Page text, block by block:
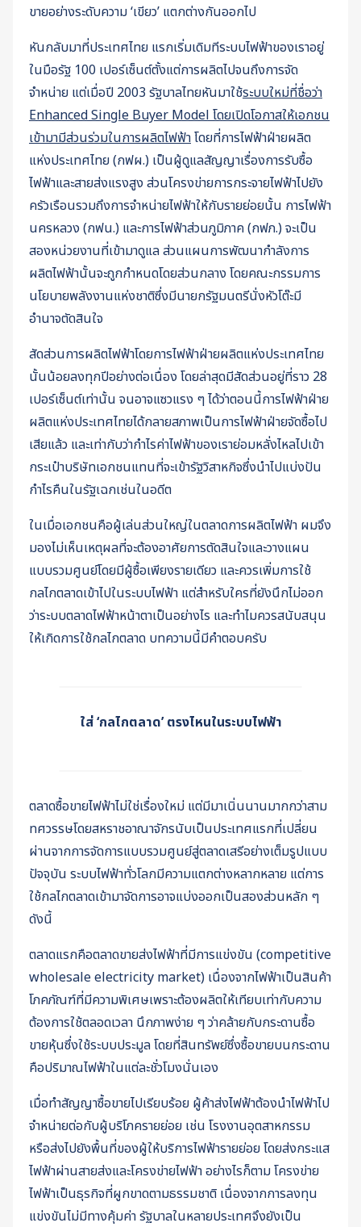
ขายอย่างระดับความ ‘เขียว’ แตกต่างกันออกไป
หันกลับมาที่ประเทศไทย แรกเริ่มเดิมทีระบบไฟฟ้าของเราอยู่
ในมือรัฐ 100 เปอร์เซ็นต์ตั้งแต่การผลิตไปจนถึงการจัด
จำหน่าย แต่เมื่อปี 2003 รัฐบาลไทยหันมาใช้ระบบใหม่ที่ชื่อว่า
Enhanced Single Buyer Model โดยเปิดโอกาสให้เอกชน
เข้ามามีส่วนร่วมในการผลิตไฟฟ้าโดยที่การไฟฟ้าฝ่ายผลิต
แห่งประเทศไทย (กฟผ.) เป็นผู้ดูแลสัญญาเรื่องการรับซื้อ
ไฟฟ้าและสายส่งแรงสูง ส่วนโครงข่ายการกระจายไฟฟ้าไปยัง
ครัวเรือนรวมถึงการจำหน่ายไฟฟ้าให้กับรายย่อยนั้น การไฟฟ้า
นครหลวง (กฟน.) และการไฟฟ้าส่วนภูมิภาค (กฟภ.) จะเป็น
สองหน่วยงานที่เข้ามาดูแล ส่วนแผนการพัฒนากำลังการ
ผลิตไฟฟ้านั้นจะถูกกำหนดโดยส่วนกลาง โดยคณะกรรมการ
นโยบายพลังงานแห่งชาติซึ่งมีนายกรัฐมนตรีนั่งหัวโต๊ะมี
อำนาจตัดสินใจ
สัดส่วนการผลิตไฟฟ้าโดยการไฟฟ้าฝ่ายผลิตแห่งประเทศไทย
นั้นน้อยลงทุกปีอย่างต่อเนื่อง โดยล่าสุดมีสัดส่วนอยู่ที่ราว 28
เปอร์เซ็นต์เท่านั้น จนอาจแซวแรง ๆ ได้ว่าตอนนี้การไฟฟ้าฝ่าย
ผลิตแห่งประเทศไทยได้กลายสภาพเป็นการไฟฟ้าฝ่ายจัดซื้อไป
เสียแล้ว และเท่ากับว่ากำไรค่าไฟฟ้าของเราย่อมหลั่งไหลไปเข้า
กระเป๋าบริษัทเอกชนแทนที่จะเข้ารัฐวิสาหกิจซึ่งนำไปแบ่งปัน
กำไรคืนในรัฐเฉกเช่นในอดีต
ในเมื่อเอกชนคือผู้เล่นส่วนใหญ่ในตลาดการผลิตไฟฟ้า ผมจึง
มองไม่เห็นเหตุผลที่จะต้องอาศัยการตัดสินใจและวางแผน
แบบรวมศูนย์โดยมีผู้ซื้อเพียงรายเดียว และควรเพิ่มการใช้
กลไกตลาดเข้าไปในระบบไฟฟ้า แต่สำหรับใครที่ยังนึกไม่ออก
ว่าระบบตลาดไฟฟ้าหน้าตาเป็นอย่างไร และทำไมควรสนับสนุน
ให้เกิดการใช้กลไกตลาด บทความนี้มีคำตอบครับ
ใส่ ‘กลไกตลาด’ ตรงไหนในระบบไฟฟ้า
ตลาดซื้อขายไฟฟ้าไม่ใช่เรื่องใหม่ แต่มีมาเนิ่นนานมากกว่าสาม
ทศวรรษโดยสหราชอาณาจักรนับเป็นประเทศแรกที่เปลี่ยน
ผ่านจากการจัดการแบบรวมศูนย์สู่ตลาดเสรีอย่างเต็มรูปแบบ
ปัจจุบัน ระบบไฟฟ้าทั่วโลกมีความแตกต่างหลากหลาย แต่การ
ใช้กลไกตลาดเข้ามาจัดการอาจแบ่งออกเป็นสองส่วนหลัก ๆ
ดังนี้
ตลาดแรกคือตลาดขายส่งไฟฟ้าที่มีการแข่งขัน (competitive
wholesale electricity market) เนื่องจากไฟฟ้าเป็นสินค้า
โภคภัณฑ์ที่มีความพิเศษเพราะต้องผลิตให้เทียบเท่ากับความ
ต้องการใช้ตลอดเวลา นึกภาพง่าย ๆ ว่าคล้ายกับกระดานซื้อ
ขายหุ้นซึ่งใช้ระบบประมูล โดยที่สินทรัพย์ซึ่งซื้อขายบนกระดาน
คือปริมาณไฟฟ้าในแต่ละชั่วโมงนั่นเอง
เมื่อทำสัญญาซื้อขายไปเรียบร้อย ผู้ค้าส่งไฟฟ้าต้องนำไฟฟ้าไป
จำหน่ายต่อกับผู้บริโภครายย่อย เช่น โรงงานอุตสาหกรรม
หรือส่งไปยังพื้นที่ของผู้ให้บริการไฟฟ้ารายย่อย โดยส่งกระแส
ไฟฟ้าผ่านสายส่งและโครงข่ายไฟฟ้า อย่างไรก็ตาม โครงข่าย
ไฟฟ้าเป็นธุรกิจที่ผูกขาดตามธรรมชาติ เนื่องจากการลงทุน
แข่งขันไม่มีทางคุ้มค่า รัฐบาลในหลายประเทศจึงยังเป็น